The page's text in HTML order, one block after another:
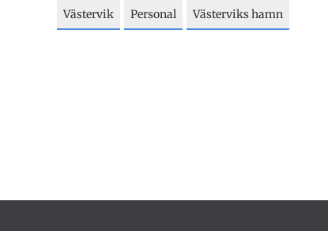
Västervik Personal Västerviks hamn